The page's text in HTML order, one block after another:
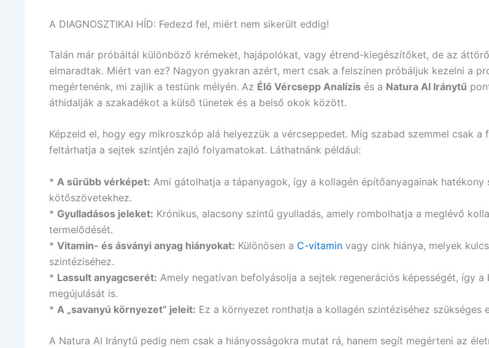
A DIAGNOSZTIKAI HÍD: Fedezd fel, miért nem sikerült eddig!
Talán már próbáltál különböző krémeket, hajápolókat, vagy étrend-kiegészítőket, de az
elmaradtak. Miért van ez? Nagyon gyakran azért, mert csak a felszínen próbáljuk kezelni a
megértenénk, mi zajlik a testünk mélyén. Az Élő Vércsepp Analízis és a Natura AI Iránytű
áthidalják a szakadékot a külső tünetek és a belső okok között.
Képzeld el, hogy egy mikroszkóp alá helyezzük a vércseppedet. Míg szabad szemmel csak
feltárhatja a sejtek szintjén zajló folyamatokat. Láthatnánk például:
* A sűrűbb vérképet: Ami gátolhatja a tápanyagok, így a kollagén építőanyagainak hatékony
kötőszövetekhez.
* Gyulladásos jeleket: Krónikus, alacsony szintű gyulladás, amely rombolhatja a meglévő
termelődését.
* Vitamin- és ásványi anyag hiányokat: Különösen a C-vitamin vagy cink hiánya, melyek
szintéziséhez.
* Lassult anyagcserét: Amely negatívan befolyásolja a sejtek regenerációs képességét, így a
megújulását is.
* A „savanyú környezet” jeleit: Ez a környezet ronthatja a kollagén szintéziséhez szükséges
A Natura AI Iránytű pedig nem csak a hiányosságokra mutat rá, hanem segít megérteni az